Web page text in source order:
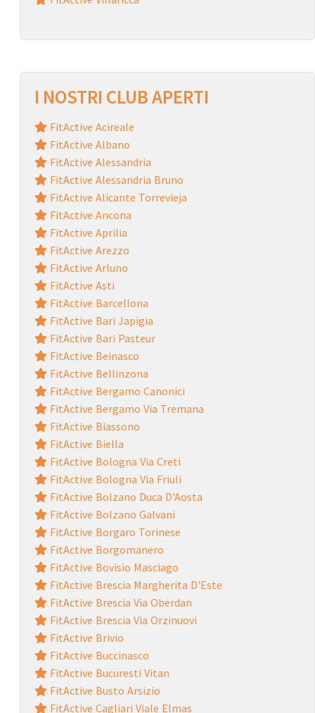
I NOSTRI CLUB APERTI
FitActive Acireale
FitActive Albano
FitActive Alessandria
FitActive Alessandria Bruno
FitActive Alicante Torrevieja
FitActive Ancona
FitActive Aprilia
FitActive Arezzo
FitActive Arluno
FitActive Asti
FitActive Barcellona
FitActive Bari Japigia
FitActive Bari Pasteur
FitActive Beinasco
FitActive Bellinzona
FitActive Bergamo Canonici
FitActive Bergamo Via Tremana
FitActive Biassono
FitActive Biella
FitActive Bologna Via Creti
FitActive Bologna Via Friuli
FitActive Bolzano Duca D'Aosta
FitActive Bolzano Galvani
FitActive Borgaro Torinese
FitActive Borgomanero
FitActive Bovisio Masciago
FitActive Brescia Margherita D'Este
FitActive Brescia Via Oberdan
FitActive Brescia Via Orzinuovi
FitActive Brivio
FitActive Buccinasco
FitActive Bucuresti Vitan
FitActive Busto Arsizio
FitActive Cagliari Viale Elmas